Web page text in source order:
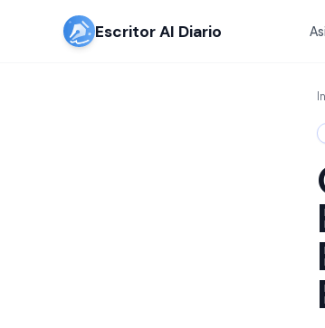
Escritor AI Diario